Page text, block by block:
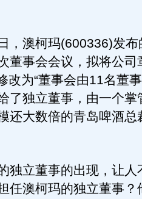
澳柯玛(600336)发布
董事会会议，拟将公司
改为“董事会由11名董
了独立董事，由一个掌
还大数倍的青岛啤酒总
立董事的出现，让人
任澳柯玛的独立董事？